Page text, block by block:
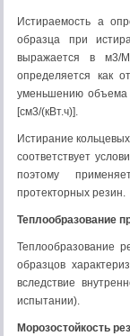
Истираемость a
образца при
выражается в м3/
определяется как
уменьшению объема
[см3/(кВт.ч)].
Истирание
соответствует
поэтому
протекторных резин.
Теплообразование
Теплообразование
образцов
вследствие
испытании).
Морозостойкость